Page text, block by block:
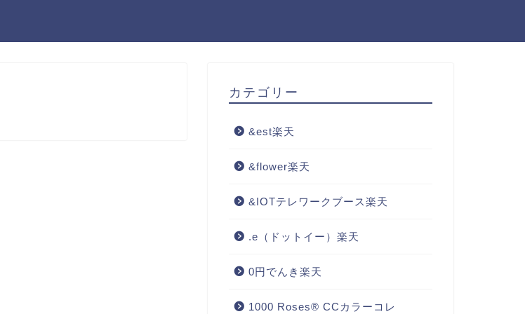
カテゴリー
&est楽天
&flower楽天
&IOTテレワークブース楽天
.e（ドットイー）楽天
0円でんき楽天
1000 Roses® CCカラーコレ